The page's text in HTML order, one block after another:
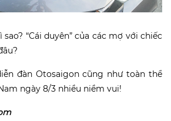
“Cái duyên” của các mợ với chiếc
đàn Otosaigon cũng như toàn thể
ngày 8/3 nhiều niềm vui!